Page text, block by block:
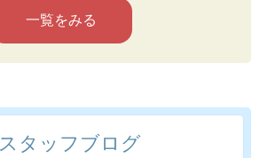
一覧をみる
スタッフブログ